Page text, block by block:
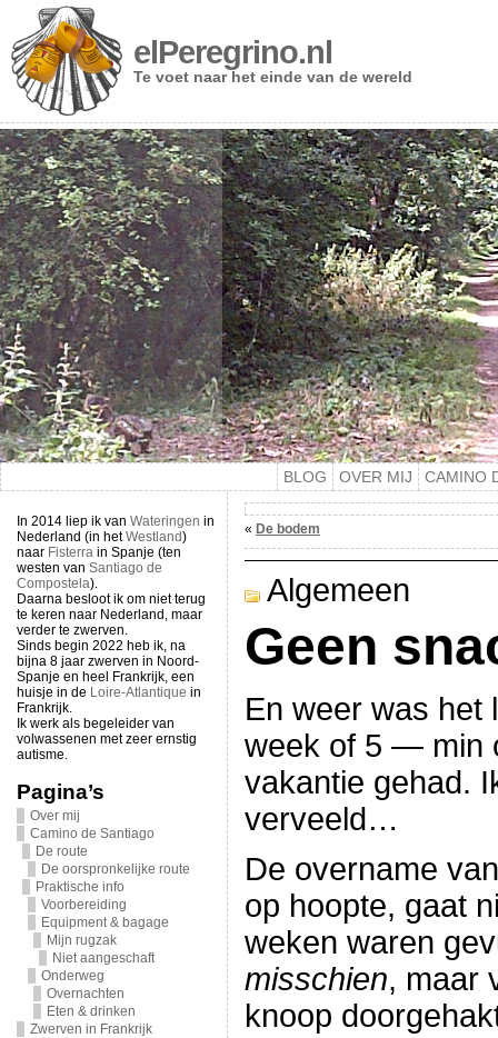
elPeregrino.nl
Te voet naar het einde van de wereld
BLOG OVER MIJ CAMINO
In 2014 liep ik van Wateringen in
Nederland (in hetWestland)
naar Fisterrain Spanje (ten
westen van Santiago de
Compostela).
Daarna besloot ik om niet terug
te keren naar Nederland, maar
verder te zwerven.
Sinds begin 2022 heb ik, na
bijna 8 jaar zwerven in Noord-
Spanje en heel Frankrijk, een
huisje in de Loire-Atlantique in
Frankrijk.
Ik werk als begeleider van
volwassenen met zeer ernstig
autisme.
Pagina’s
Over mij
Camino de Santiago
De route
De oorspronkelijke route
Praktische info
Voorbereiding
Equipment & bagage
Mijn rugzak
Niet aangeschaft
Onderweg
Overnachten
Eten & drinken
Zwerven in Frankrijk
« De bodem
Algemeen
Geen
En weer was het
week of 5 — min
vakantie gehad.
verveeld…
De overname
op hoopte, gaat
weken waren
misschien, maar
knoop